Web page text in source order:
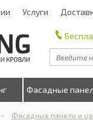
Услуги
Фасадные
Фасадные панели и